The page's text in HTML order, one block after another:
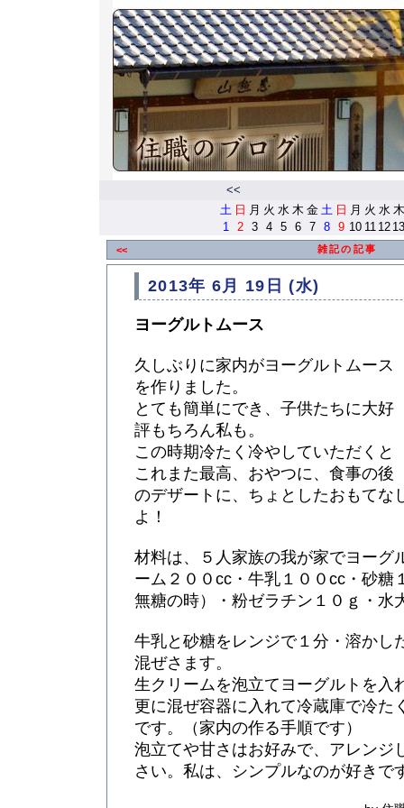
<<
土 日 月 火 水 木 金 土 日 月 火 水 木
1
2 3 4 5 6 7 8 9 10 11 12 13
<< 雑記の記事
2013年 6月 19日 (水)
ヨーグルトムース
久しぶりに家内がヨーグルトムース
を作りました。
とても簡単にでき、子供たちに大好
評もちろん私も。
この時期冷たく冷やしていただくと
これまた最高、おやつに、食事の後
のデザートに、ちょとしたおもてな
よ！
材料は、５人家族の我が家でヨーグ
ーム２００cc・牛乳１００cc・砂糖
無糖の時）・粉ゼラチン１０ｇ・水
牛乳と砂糖をレンジで１分・溶かし
混ぜさます。
生クリームを泡立てヨーグルトを入
更に混ぜ容器に入れて冷蔵庫で冷た
です。（家内の作る手順です）
泡立てや甘さはお好みで、アレンジ
さい。私は、シンプルなのが好きで